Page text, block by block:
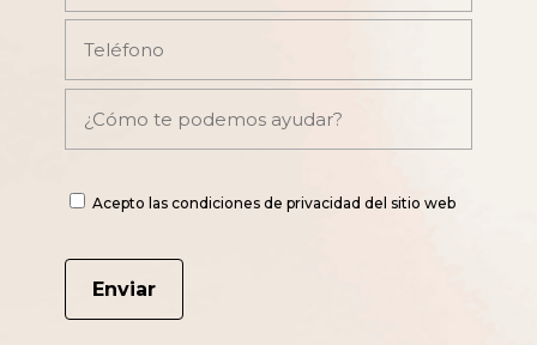
Acepto las condiciones de privacidad del sitio web